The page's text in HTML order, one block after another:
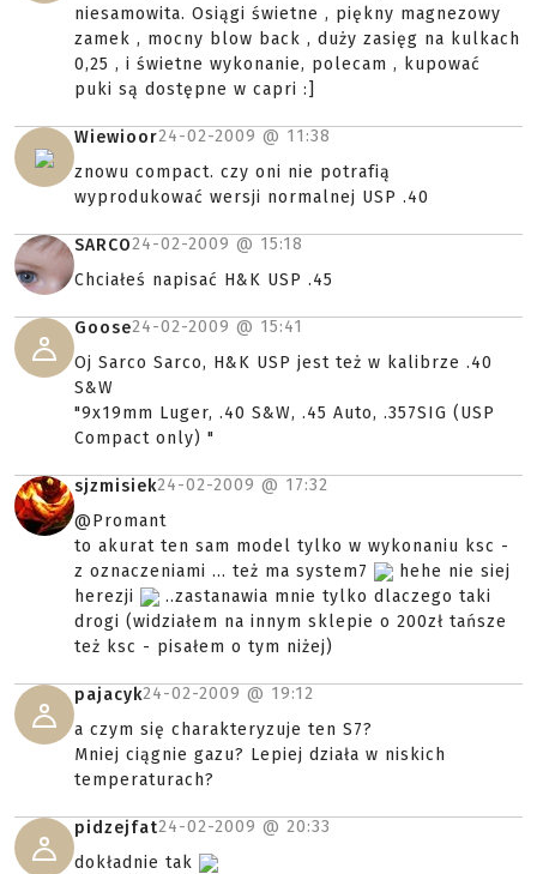
niesamowita. Osiągi świetne , piękny magnezowy
zamek , mocny blow back , duży zasięg na kulkach
0,25 , i świetne wykonanie, polecam , kupować
puki są dostępne w capri :]
Wiewioor24-02-2009 @ 11:38
znowu compact. czy oni nie potrafią
wyprodukować wersji normalnej USP .40
SARCO24-02-2009 @ 15:18
Chciałeś napisać H&K USP .45
Goose24-02-2009 @ 15:41
Oj Sarco Sarco, H&K USP jest też w kalibrze .40
S&W
"9x19mm Luger, .40 S&W, .45 Auto, .357SIG (USP
Compact only) "
sjzmisiek24-02-2009 @ 17:32
@Promant
to akurat ten sam model tylko w wykonaniu ksc -
z oznaczeniami ... też ma system7
hehe nie siej
herezji
..zastanawia mnie tylko dlaczego taki
drogi (widziałem na innym sklepie o 200zł tańsze
też ksc - pisałem o tym niżej)
pajacyk24-02-2009 @ 19:12
a czym się charakteryzuje ten S7?
Mniej ciągnie gazu? Lepiej działa w niskich
temperaturach?
pidzejfat24-02-2009 @ 20:33
dokładnie tak